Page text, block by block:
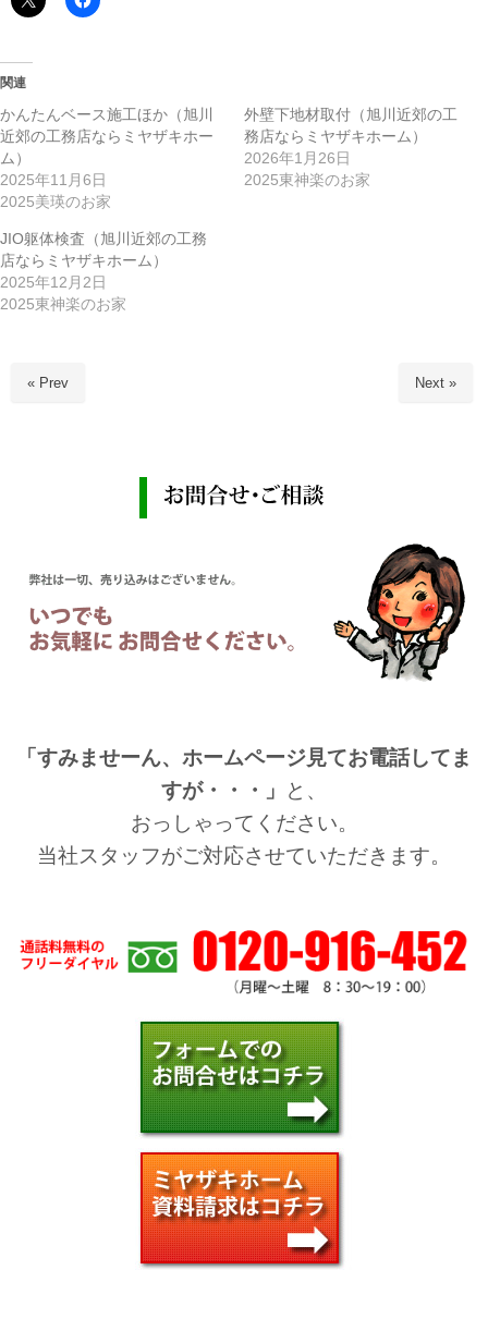
関連
かんたんベース施工ほか（旭川
近郊の工務店ならミヤザキホー
ム）
2025年11月6日
2025美瑛のお家
外壁下地材取付（旭川近郊の工
務店ならミヤザキホーム）
2026年1月26日
2025東神楽のお家
JIO躯体検査（旭川近郊の工務
店ならミヤザキホーム）
2025年12月2日
2025東神楽のお家
« Prev Next »
「すみませーん、ホームページ見てお電話してま
すが・・・」
と、
おっしゃってください。
当社スタッフがご対応させていただきます。